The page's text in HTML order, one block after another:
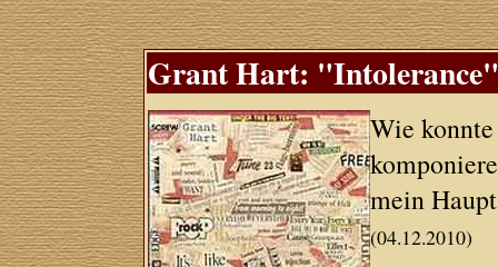
Grant Hart: "Intolerance"
Wie
mein
(04.12.2010)